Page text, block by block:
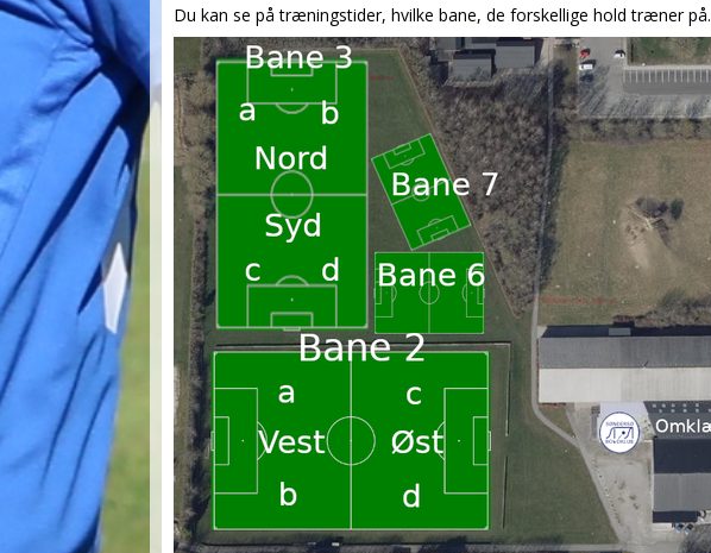
Du kan se på træningstider, hvilke bane, de forskellige hold træner på.